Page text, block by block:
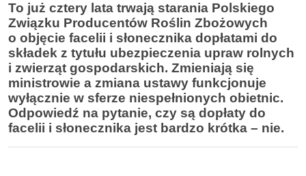
To już cztery lata trwają starania Polskiego
Związku Producentów Roślin Zbożowych
o objęcie facelii i słonecznika dopłatami do
składek z tytułu ubezpieczenia upraw rolnych
i zwierząt gospodarskich. Zmieniają się
ministrowie a zmiana ustawy funkcjonuje
wyłącznie w sferze niespełnionych obietnic.
Odpowiedź na pytanie, czy są dopłaty do
facelii i słonecznika jest bardzo krótka – nie.